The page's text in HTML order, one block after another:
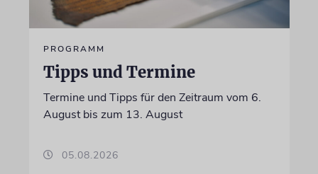
PROGRAMM
Tipps und Termine
Termine und Tipps für den Zeitraum vom 6.
August bis zum 13. August
05.08.2026